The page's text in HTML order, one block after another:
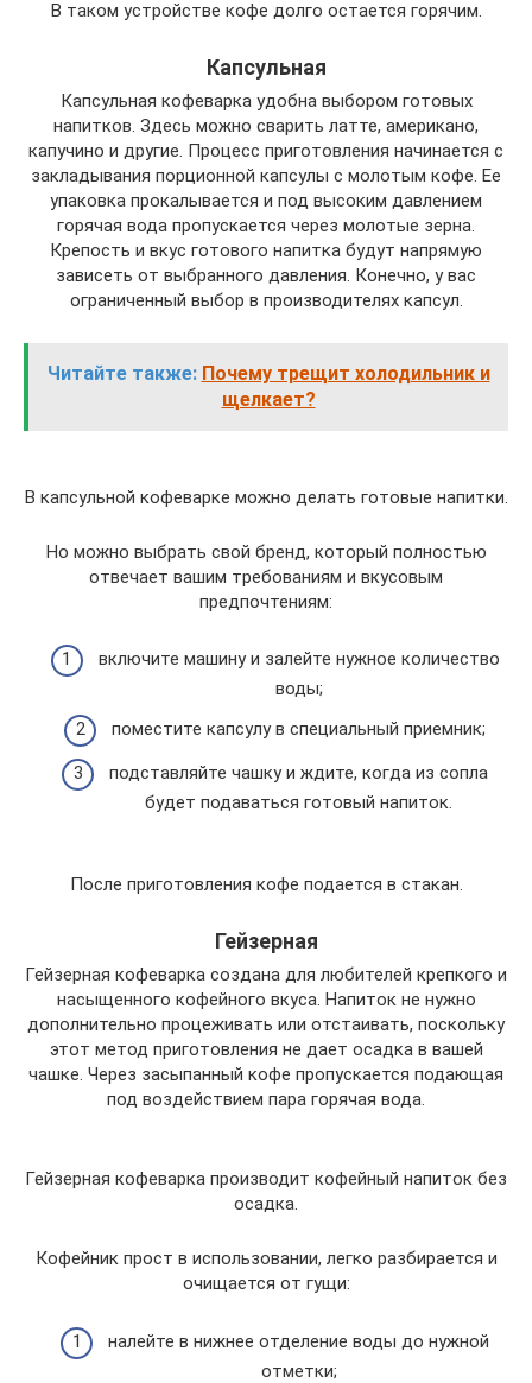
В таком устройстве кофе долго остается горячим.
Капсульная
Капсульная кофеварка удобна выбором готовых
напитков. Здесь можно сварить латте, американо,
капучино и другие. Процесс приготовления начинается с
закладывания порционной капсулы с молотым кофе. Ее
упаковка прокалывается и под высоким давлением
горячая вода пропускается через молотые зерна.
Крепость и вкус готового напитка будут напрямую
зависеть от выбранного давления. Конечно, у вас
ограниченный выбор в производителях капсул.
Читайте также: Почему трещит холодильник и
щелкает?
В капсульной кофеварке можно делать готовые напитки.
Но можно выбрать свой бренд, который полностью
отвечает вашим требованиям и вкусовым
предпочтениям:
включите машину и залейте нужное количество
воды;
поместите капсулу в специальный приемник;
подставляйте чашку и ждите, когда из сопла
будет подаваться готовый напиток.
После приготовления кофе подается в стакан.
Гейзерная
Гейзерная кофеварка создана для любителей крепкого и
насыщенного кофейного вкуса. Напиток не нужно
дополнительно процеживать или отстаивать, поскольку
этот метод приготовления не дает осадка в вашей
чашке. Через засыпанный кофе пропускается подающая
под воздействием пара горячая вода.
Гейзерная кофеварка производит кофейный напиток без
осадка.
Кофейник прост в использовании, легко разбирается и
очищается от гущи:
налейте в нижнее отделение воды до нужной
отметки;